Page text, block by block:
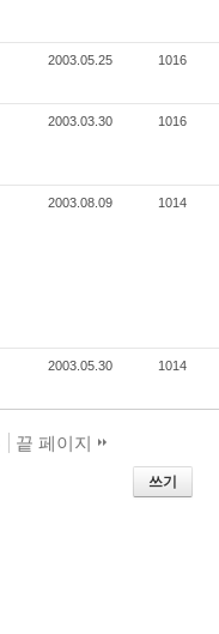
2003.05.25 1016
2003.03.30 1016
2003.08.09 1014
2003.05.30 1014
끝 페이지
쓰기